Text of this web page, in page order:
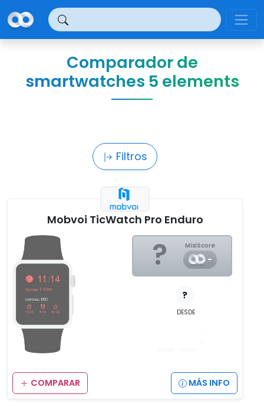
Comparador de
smartwatches 5 elements
Filtros
Mobvoi TicWatch Pro Enduro
? MixiScore
-
?
DESDE
COMPARAR MÁS INFO
Panel de gestión de cookies